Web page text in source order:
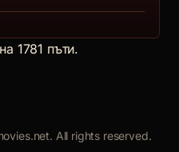
1781 пъти.
All rights reserved.